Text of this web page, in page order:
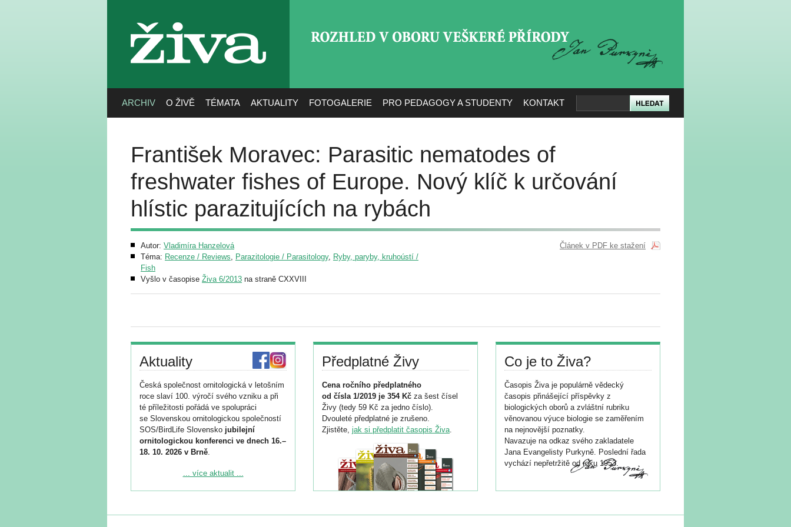
živa
ARCHIV O ŽIVĚ TÉMATA AKTUALITY FOTOGALERIE PRO PEDAGOGY A STUDENTY KONTAKT
František Moravec: Parasitic nematodes of
freshwater fishes of Europe. Nový klíč k určování
hlístic parazitujících na rybách
Autor: Vladimíra Hanzelová
Téma: Recenze / Reviews, Parazitologie / Parasitology, Ryby, paryby, kruhoústí /
Fish
Vyšlo v časopise Živa 6/2013 na straně CXXVIII
Článek v PDF ke stažení
Aktuality
Česká společnost ornitologická v letošním
roce slaví 100. výročí svého vzniku a při
té příležitosti pořádá ve spolupráci
se Slovenskou ornitologickou společností
SOS/BirdLife Slovensko jubilejní
ornitologickou konferenci ve dnech 16.–
18. 10. 2026 v Brně.
Podrobnější informace ke konferenci
Registrovat se můžete do 6. září.
... více aktualit ...
Předplatné Živy
Cena ročního předplatného
od čísla 1/2019 je 354 Kč za šest čísel
Živy (tedy 59 Kč za jedno číslo).
Dvouleté předplatné je zrušeno.
Zjistěte, jak si předplatit časopis Živa.
Co je to Živa?
Časopis Živa je populárně vědecký
časopis přinášející příspěvky z
biologických oborů a zvláštní rubriku
věnovanou výuce biologie se zaměřením
na nejnovější poznatky.
Navazuje na odkaz svého zakladatele
Jana Evangelisty Purkyně. Poslední řada
vychází nepřetržitě od roku 1953.